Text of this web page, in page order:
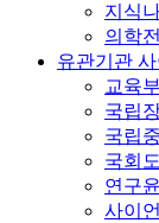
지식
의학
유관기관
교육
국립
국립
국회
연구
사이